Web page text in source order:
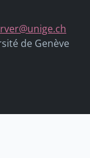
de Genève